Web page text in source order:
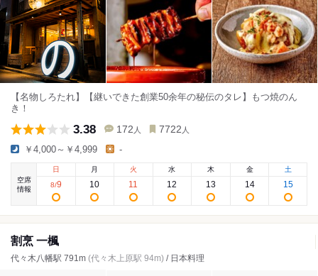
【名物しろたれ】【継いできた創業50余年の秘伝のタレ】もつ焼のん
き！
3.38 172 人 7722 人
￥4,000～￥4,999 -
空席
情報
日
8/9
月
10
火
11
水
12
木
13
金
14
土
15
割烹 一楓
代々木八幡駅 791m (代々木上原駅 94m) / 日本料理